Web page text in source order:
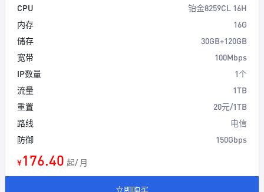
CPU
铂金8259CL 16H
内存
16G
储存
30GB+120GB
宽带
100Mbps
IP数量
1个
流量
1TB
重置
20元/1TB
路线
电信
防御
150Gbps
¥176.40 起/ 月
立即购买